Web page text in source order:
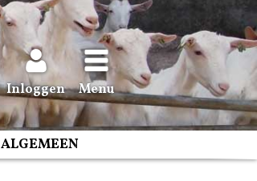
Inloggen Menu
ALGEMEEN